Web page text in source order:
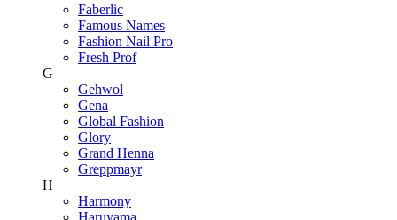
Faberlic
Famous Names
Fashion Nail Pro
Fresh Prof
G
Gehwol
Gena
Global Fashion
Glory
Grand Henna
Greppmayr
H
Harmony
Haruyama